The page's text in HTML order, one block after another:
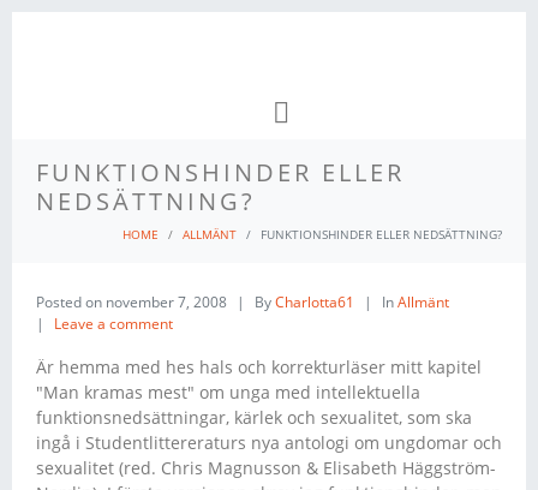
FUNKTIONSHINDER ELLER
NEDSÄTTNING?
HOME ALLMÄNT FUNKTIONSHINDER ELLER NEDSÄTTNING?
Posted on november 7, 2008 ByCharlotta61 InAllmänt
Leave a comment
Är hemma med hes hals och korrekturläser mitt kapitel
"Man kramas mest" om unga med intellektuella
funktionsnedsättningar, kärlek och sexualitet, som ska
ingå i Studentlittereraturs nya antologi om ungdomar och
sexualitet (red. Chris Magnusson & Elisabeth Häggström-